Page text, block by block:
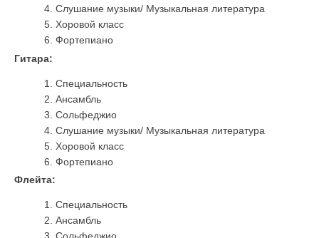
Слушание музыки/ Музыкальная литература
Хоровой класс
Фортепиано
Гитара:
Специальность
Ансамбль
Сольфеджио
Слушание музыки/ Музыкальная литература
Хоровой класс
Фортепиано
Флейта:
Специальность
Ансамбль